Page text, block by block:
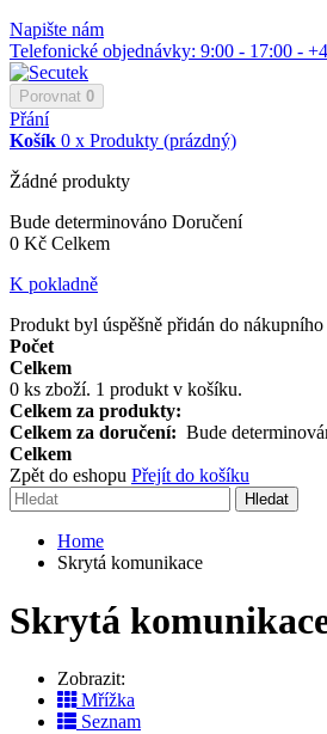
Napište nám
Telefonické objednávky: 9:00 - 17:00 -
Porovnat 0
Přání
Košík 0 x Produkty (prázdný)
Žádné produkty
Bude determinováno Doručení
0 Kč Celkem
K pokladně
Produkt byl úspěšně přidán do
Počet
Celkem
0 ks zboží. 1 produkt v košíku.
Celkem za produkty:
Celkem za doručení: Bude
Celkem
Zpět do eshopu Přejít do košíku
Hledat
Home
Skrytá komunikace
Skrytá
Zobrazit:
Mřížka
Seznam